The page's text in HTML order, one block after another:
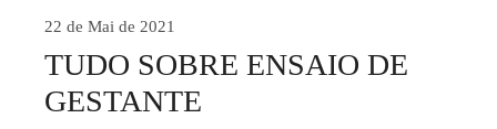
22 de Mai de 2021
TUDO SOBRE ENSAIO DE
GESTANTE